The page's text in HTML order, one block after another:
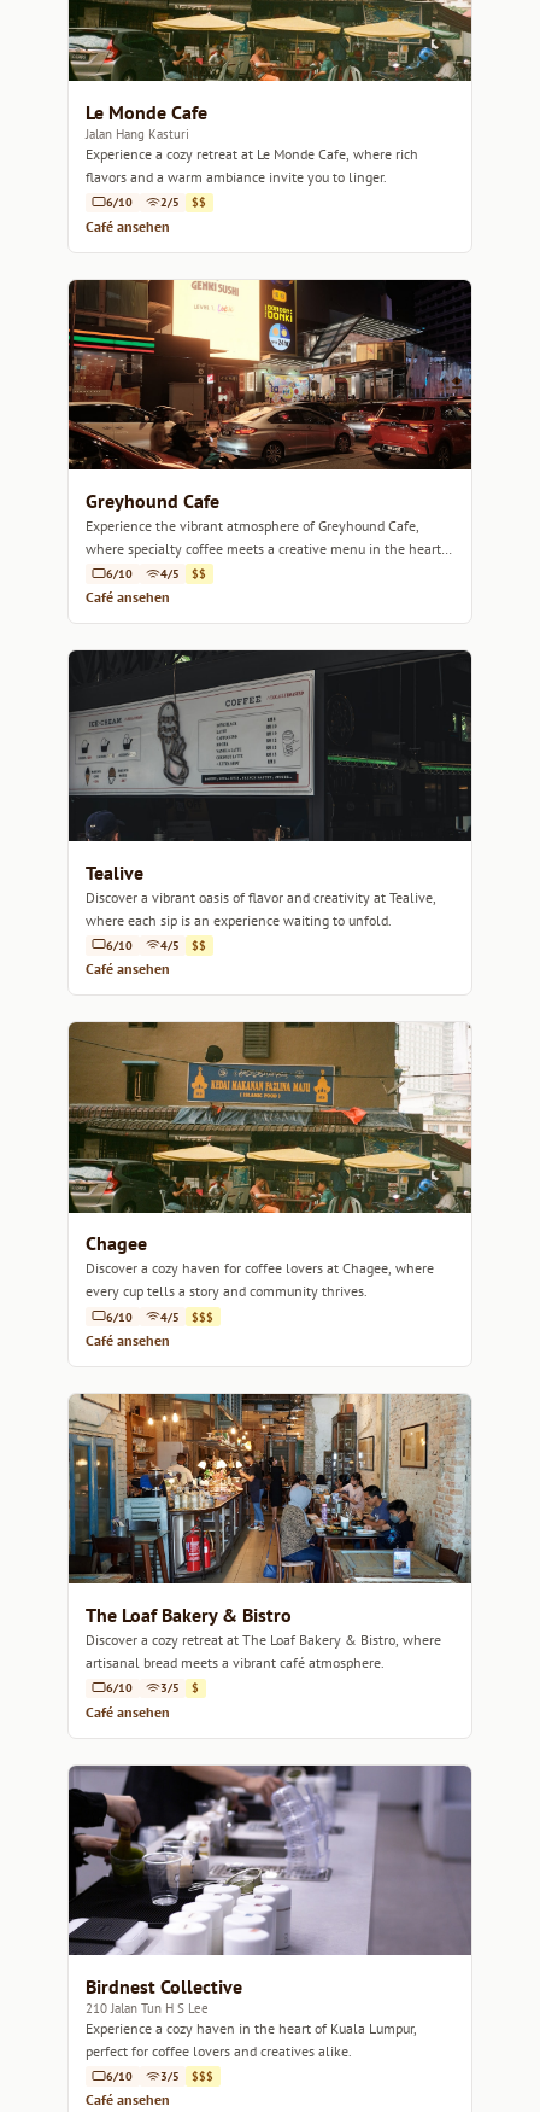
Le Monde Cafe
Jalan Hang Kasturi
Experience a cozy retreat at Le Monde Cafe, where rich
flavors and a warm ambiance invite you to linger.
6/10 2/5 $$
Café ansehen
Greyhound Cafe
Experience the vibrant atmosphere of Greyhound Cafe,
where specialty coffee meets a creative menu in the heart
of Kuala Lumpur.
6/10 4/5 $$
Café ansehen
Tealive
Discover a vibrant oasis of flavor and creativity at Tealive,
where each sip is an experience waiting to unfold.
6/10 4/5 $$
Café ansehen
Chagee
Discover a cozy haven for coffee lovers at Chagee, where
every cup tells a story and community thrives.
6/10 4/5 $$$
Café ansehen
The Loaf Bakery & Bistro
Discover a cozy retreat at The Loaf Bakery & Bistro, where
artisanal bread meets a vibrant café atmosphere.
6/10 3/5 $
Café ansehen
Birdnest Collective
210 Jalan Tun H S Lee
Experience a cozy haven in the heart of Kuala Lumpur,
perfect for coffee lovers and creatives alike.
6/10 3/5 $$$
Café ansehen